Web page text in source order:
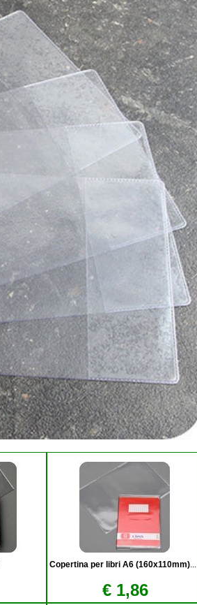
Copertina per libri A6 (160x110mm)...
€ 1,86